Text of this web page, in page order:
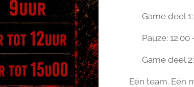
🔫 Game deel
🍔 Pauze: 12:00
🔫 Game deel
Eén team. Eén